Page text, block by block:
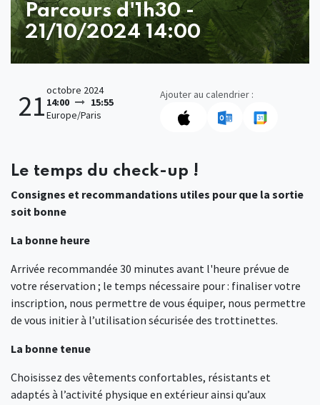
Parcours d'1h30 -
21/10/2024 14:00
21octobre 2024
14:00
15:55
Europe/Paris
Ajouter au calendrier :
Le temps du check-up !
Consignes et recommandations utiles pour que la sortie
soit bonne
La bonne heure
Arrivée recommandée 30 minutes avant l'heure prévue de
votre réservation ; le temps nécessaire pour : finaliser votre
inscription, nous permettre de vous équiper, nous permettre
de vous initier à l’utilisation sécurisée des trottinettes.
La bonne tenue
Choisissez des vêtements confortables, résistants et
adaptés à l’activité physique en extérieur ainsi qu’aux